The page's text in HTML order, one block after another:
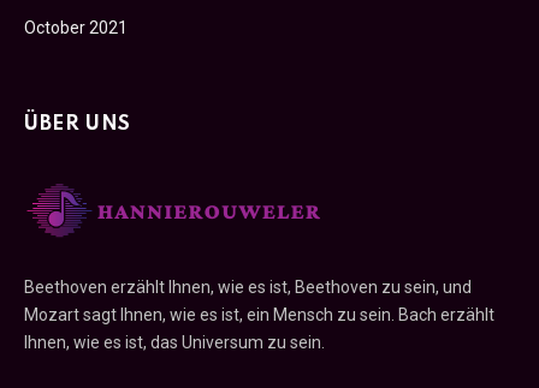
October 2021
ÜBER UNS
Beethoven erzählt Ihnen, wie es ist, Beethoven zu sein, und
Mozart sagt Ihnen, wie es ist, ein Mensch zu sein. Bach erzählt
Ihnen, wie es ist, das Universum zu sein.